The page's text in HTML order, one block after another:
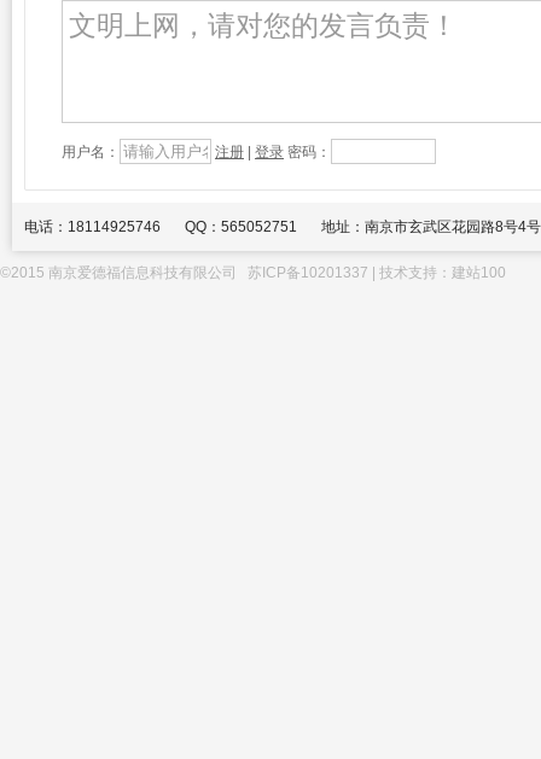
用户名： 注册 | 登录 密码：
电话：18114925746 QQ：565052751 地址：南京市玄武区花园路8号4
©2015 南京爱德福信息科技有限公司 苏ICP备10201337 | 技术支持： 建站100